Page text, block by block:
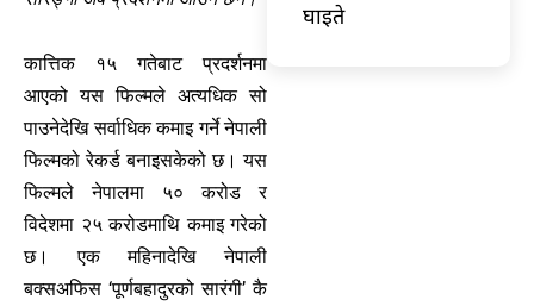
कात्तिक १५ गतेबाट प्रदर्शनमा
आएको यस फिल्मले अत्यधिक सो
पाउनेदेखि सर्वाधिक कमाइ गर्ने नेपाली
फिल्मको रेकर्ड बनाइसकेको छ। यस
फिल्मले नेपालमा ५० करोड र
विदेशमा २५ करोडमाथि कमाइ गरेको
छ। एक महिनादेखि नेपाली
बक्सअफिस ‘पूर्णबहादुरको सारंगी’ कै
घाइते